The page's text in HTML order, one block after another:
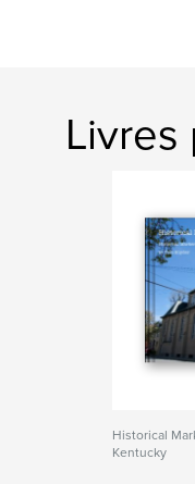
Livres
Historical
Kentucky